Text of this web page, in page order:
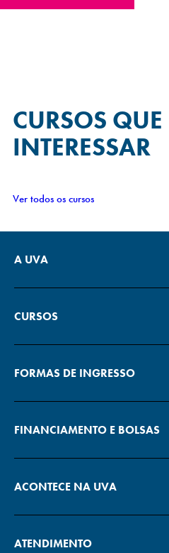
CURSOS QUE
INTERESSAR
Ver todos os cursos
A UVA
CURSOS
FORMAS DE INGRESSO
FINANCIAMENTO E BOLSAS
ACONTECE NA UVA
ATENDIMENTO